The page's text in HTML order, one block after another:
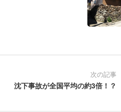
次の記事
沈下事故が全国平均の約3倍！？